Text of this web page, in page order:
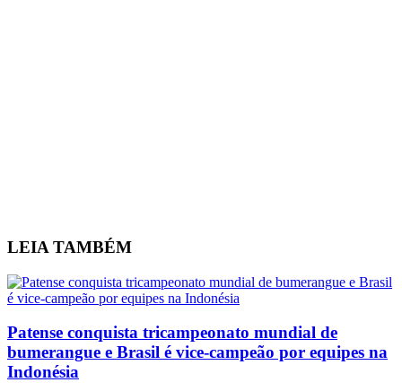
LEIA TAMBÉM
Patense conquista tricampeonato mundial de
bumerangue e Brasil é vice-campeão por equipes na
Indonésia